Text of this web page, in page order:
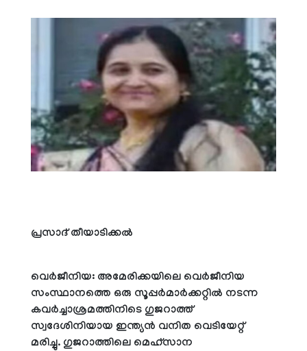
പ്രസാദ് തീയാടിക്കല്‍
വെര്‍ജീനിയ: അമേരിക്കയിലെ വെര്‍ജീനിയ
സംസ്ഥാനത്തെ ഒരു സൂപ്പര്‍മാര്‍ക്കറ്റില്‍ നടന്ന
കവര്‍ച്ചാശ്രമത്തിനിടെ ഗുജറാത്ത്
സ്വദേശിനിയായ ഇന്ത്യന്‍ വനിത വെടിയേറ്റ്
മരിച്ചു. ഗുജറാത്തിലെ മെഹ്‌സാന